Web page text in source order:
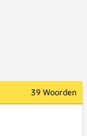
39 Woorden